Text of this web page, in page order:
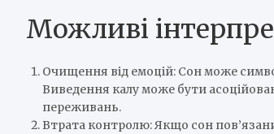
Можливі
Очищення від емоцій: Сон може
Виведення калу може бути
переживань.
Втрата контролю: Якщо сон